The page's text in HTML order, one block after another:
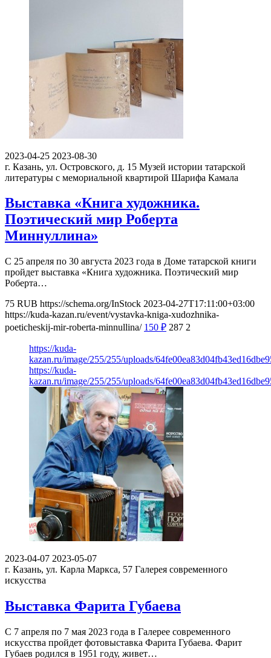
2023-04-25 2023-08-30
г. Казань, ул. Островского, д. 15 Музей истории татарской
литературы с мемориальной квартирой Шарифа Камала
Выставка «Книга художника.
Поэтический мир Роберта
Миннуллина»
С 25 апреля по 30 августа 2023 года в Доме татарской книги
пройдет выставка «Книга художника. Поэтический мир
Роберта…
75 RUB https://schema.org/InStock 2023-04-27T17:11:00+03:00
https://kuda-kazan.ru/event/vystavka-kniga-xudozhnika-
poeticheskij-mir-roberta-minnullina/ 150 ₽ 287 2
https://kuda-
kazan.ru/image/255/255/uploads/
https://kuda-
kazan.ru/image/255/255/uploads/
2023-04-07 2023-05-07
г. Казань, ул. Карла Маркса, 57 Галерея современного
искусства
Выставка Фарита Губаева
С 7 апреля по 7 мая 2023 года в Галерее современного
искусства пройдет фотовыставка Фарита Губаева. Фарит
Губаев родился в 1951 году, живет…